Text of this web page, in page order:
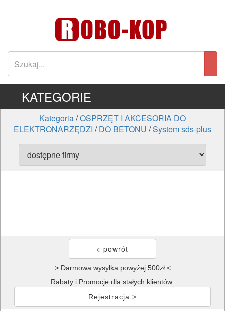
KATEGORIE
Kategoria/OSPRZĘT I AKCESORIA DO
ELEKTRONARZĘDZI /DO BETONU /System sds-plus
> Darmowa wysyłka powyżej 500zł <
Rabaty i Promocje dla stałych klientów:
Rejestracja >